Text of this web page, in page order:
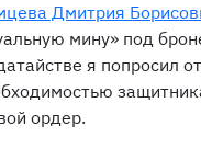
Дмитрия
мину» под
я попросил
ордер.